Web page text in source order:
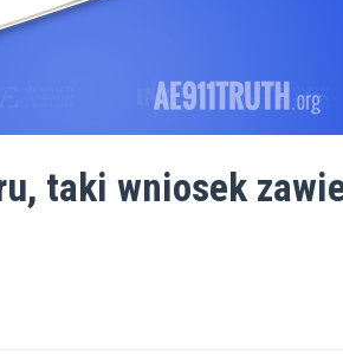
taki wniosek